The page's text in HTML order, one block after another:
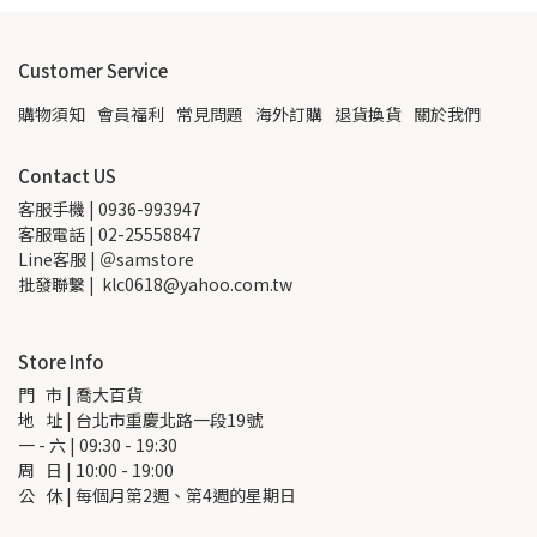
Customer Service
購物須知 會員福利 常見問題 海外訂購 退貨換貨 關於我們
Contact US
客服手機 | 0936-993947
客服電話 | 02-25558847
Line客服 | ＠samstore
批發聯繫 |  klc0618@yahoo.com.tw
Store Info
門   市 | 喬大百貨
地   址 | 台北市重慶北路一段19號
一 - 六 | 09:30 - 19:30
周   日 | 10:00 - 19:00
公   休 | 每個月第2週、第4週的星期日